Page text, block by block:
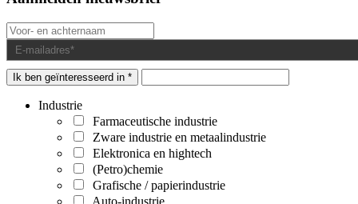
Ik ben geïnteresseerd in *
Industrie
Farmaceutische industrie
Zware industrie en metaalindustrie
Elektronica en hightech
(Petro)chemie
Grafische / papierindustrie
Auto-industrie